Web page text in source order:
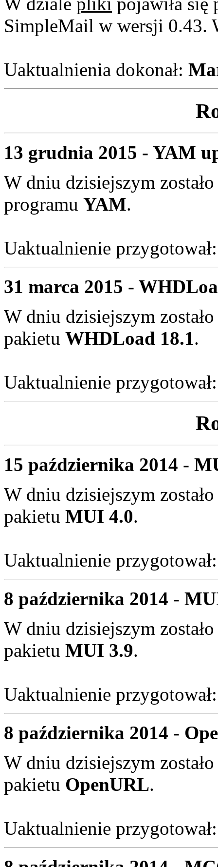
SimpleMail w wersji 0.43.
Uaktualnienia dokonał:
13 grudnia 2015 - YAM
W dniu dzisiejszym
programu YAM.
Uaktualnienie
31 marca 2015 -
W dniu dzisiejszym
pakietu WHDLoad 18.1 .
Uaktualnienie
15 października 2014 -
W dniu dzisiejszym
pakietu MUI 4.0.
Uaktualnienie
8 października 2014 -
W dniu dzisiejszym
pakietu MUI 3.9.
Uaktualnienie
8 października 2014 -
W dniu dzisiejszym
pakietu OpenURL.
Uaktualnienie